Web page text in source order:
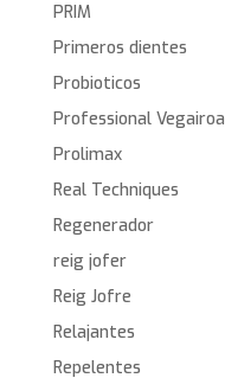
PRIM
Primeros dientes
Probioticos
Professional Vegairoa
Prolimax
Real Techniques
Regenerador
reig jofer
Reig Jofre
Relajantes
Repelentes